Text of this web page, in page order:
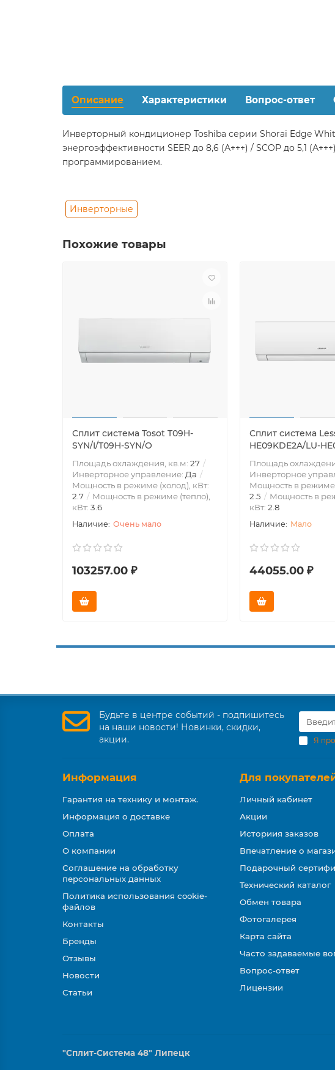
Описание Характеристики Вопрос-ответ
Инверторный кондиционер Toshiba серии Shorai Edge
энергоэффективности SEER до 8,6 (А+++) / SCOP до 5,1
программированием.
Инверторные
Похожие товары
Сплит система Tosot T09H-
SYN/I/T09H-SYN/O
Площадь охлаждения, кв.м: 27
Инверторное управление: Да
Мощность в режиме (холод), кВт:
2.7
Мощность в режиме (тепло),
кВт: 3.6
Очень мало
103257.00 ₽
Сплит система
HE09KDE2A/LU-
Площадь
Инверторное
Мощность в режиме
2.5
Мощность в
кВт: 2.8
Мало
44055.00 ₽
Будьте в центре событий - подпишитесь
на наши новости! Новинки, скидки,
акции.
Я
Информация
Гарантия на технику и монтаж.
Информация о доставке
Оплата
О компании
Соглашение на обработку
персональных данных
Политика использования cookie-
файлов
Контакты
Бренды
Отзывы
Новости
Статьи
Для
Личный кабинет
Акции
Историия заказов
Впечатление о
Подарочный
Технический каталог
Обмен товара
Фотогалерея
Карта сайта
Часто задаваемые
Вопрос-ответ
Лицензии
"Сплит-Система 48" Липецк